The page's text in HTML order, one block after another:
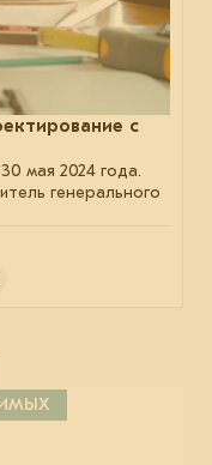
с
мая 2024 года.
генерального